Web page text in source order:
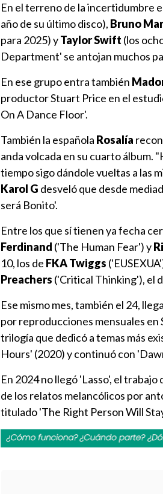
En el terreno de la incertidumbre
año de su último disco), Bruno
para 2025) yTaylor Swift (los
Department' se antojan muchos
En ese grupo entra también
productor Stuart Price en el
On A Dance Floor'.
También la española Rosalía
anda volcada en su cuarto álbum.
tiempo sigo dándole vueltas a las
Karol G desveló que desde
será Bonito'.
Entre los que sí tienen ya fecha
Ferdinand ('The Human Fear') y
10, los de FKA Twiggs
Preachers ('Critical Thinking'), el
Ese mismo mes, también el 24,
por reproducciones mensuales
trilogía que dedicó a temas más
Hours' (2020) y continuó con
En 2024 no llegó 'Lasso', el
de los relatos melancólicos por
titulado 'The Right Person Will